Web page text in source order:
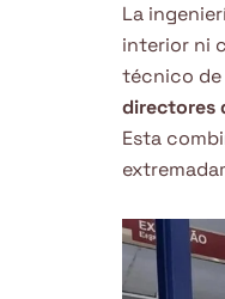
La
interior ni
técnico de
directores
Esta